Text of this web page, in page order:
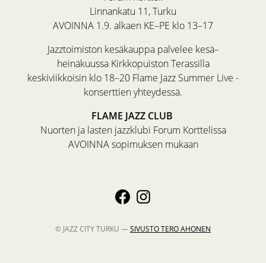
Linnankatu 11, Turku
AVOINNA 1.9. alkaen KE–PE klo 13–17
Jazztoimiston kesäkauppa palvelee kesä–
heinäkuussa Kirkkopuiston Terassilla
keskiviikkoisin klo 18–20 Flame Jazz Summer Live -
konserttien yhteydessä.
FLAME JAZZ CLUB
Nuorten ja lasten jazzklubi Forum Korttelissa
AVOINNA sopimuksen mukaan
© JAZZ CITY TURKU —SIVUSTOTERO AHONEN